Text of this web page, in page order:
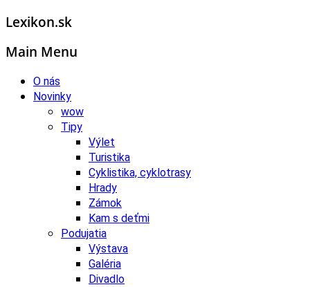
Lexikon.sk
Main Menu
O nás
Novinky
wow
Tipy
Výlet
Turistika
Cyklistika, cyklotrasy
Hrady
Zámok
Kam s deťmi
Podujatia
Výstava
Galéria
Divadlo